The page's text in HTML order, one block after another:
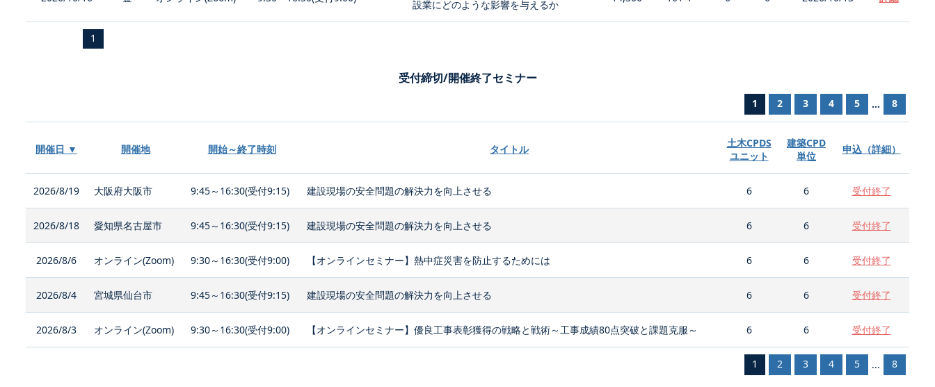
設業にどのような影響を与えるか
1
受付締切/開催終了セミナー
1 2 3 4 5 ... 8
開催日 ▼ 開催地 開始～終了時刻 タイトル
土木CPDS
ユニット
建築CPD
単位
申込（詳細）
2026/8/19 大阪府大阪市 9:45～16:30(受付9:15) 建設現場の安全問題の解決力を向上させる 6 6 受付終了
2026/8/18 愛知県名古屋市 9:45～16:30(受付9:15) 建設現場の安全問題の解決力を向上させる 6 6 受付終了
2026/8/6 オンライン(Zoom) 9:30～16:30(受付9:00) 【オンラインセミナー】熱中症災害を防止するためには 6 6 受付終了
2026/8/4 宮城県仙台市 9:45～16:30(受付9:15) 建設現場の安全問題の解決力を向上させる 6 6 受付終了
2026/8/3 オンライン(Zoom) 9:30～16:30(受付9:00) 【オンラインセミナー】優良工事表彰獲得の戦略と戦術～工事成績80点突破と課題克服～ 6 6 受付終了
1 2 3 4 5 ... 8